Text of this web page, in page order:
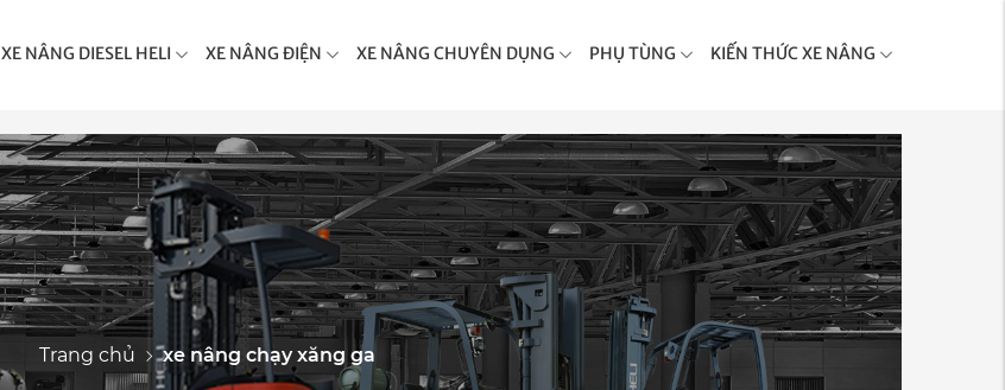
XE NÂNG DIESEL HELI XE NÂNG ĐIỆN XE NÂNG CHUYÊN DỤNG PHỤ TÙNG KIẾN THỨC XE NÂNG
Trang chủ xe nâng chạy xăng ga